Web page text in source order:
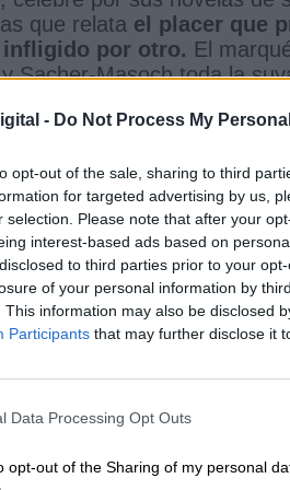
- Do Not Process My
opt-out of the sale, sharing to third
for targeted advertising by us,
selection. Please note that after your
interest-based ads based on
to third parties prior to your
of your personal information by
This information may also be disclosed
Participants that may further disclose it
Data Processing Opt Outs
opt-out of the Sharing of my personal
que relata el placer que
por otro. El
Sacher-Masoch toda la
bautizar el trastorno, el
por la justicia, por los
y el miedo a
el orden que permitía
desahogos "decentes" son
animalesy personas en
públicas en
durante dos siglos los
y otras acusaciones eran
. O sea, que durante
a sí mismos, si eran